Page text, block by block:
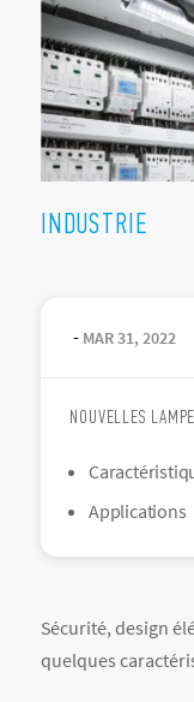
INDUSTRIE
- MAR31, 2022
NOUVELLES
Applications
Sécurité, design
quelques